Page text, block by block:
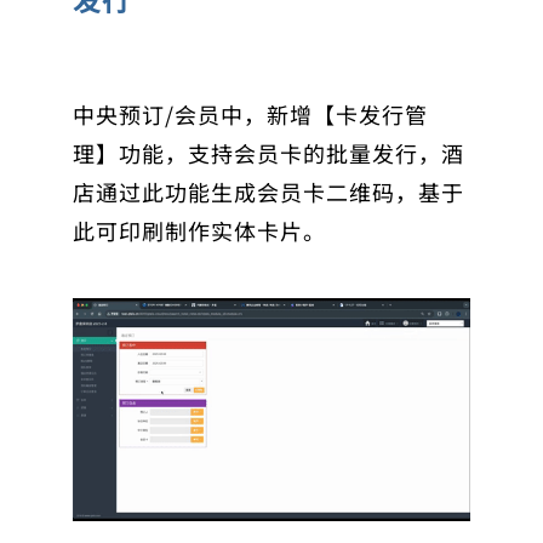
中央预订/会员中，新增【卡发行管
理】功能，支持会员卡的批量发行，酒
店通过此功能生成会员卡二维码，基于
此可印刷制作实体卡片。